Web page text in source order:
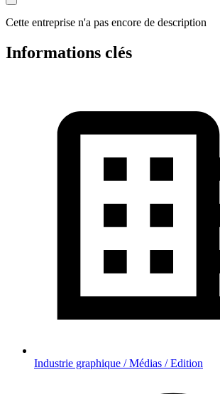
Cette entreprise n'a pas encore de description
Informations clés
Industrie graphique / Médias / Edition